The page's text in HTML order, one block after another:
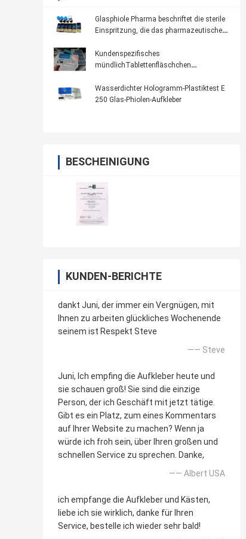
Glasphiole Pharma beschriftet die sterile
Einspritzung, die das pharmazeutische
Kundenspezifisches
mündlichTablettenfläschchen
32mm anti- gefälschtes Drucken
Wasserdichter Hologramm-Plastiktest E
250 Glas-Phiolen-Aufkleber
BESCHEINIGUNG
KUNDEN-BERICHTE
dankt Juni, der immer ein Vergnügen, mit
Ihnen zu arbeiten glückliches Wochenende
seinem ist Respekt Steve
—— Steve
Juni, Ich empfing die Aufkleber heute und
sie schauen groß! Sie sind die einzige
Person, der ich Geschäft mit jetzt tätige.
Gibt es ein Platz, zum eines Kommentars
auf Ihrer Website zu machen? Wenn ja
würde ich froh sein, über Ihren großen und
schnellen Service zu sprechen. Danke,
—— Albert USA
ich empfange die Aufkleber und Kästen,
liebe ich sie wirklich, danke für Ihren
Service, bestelle ich wieder sehr bald!